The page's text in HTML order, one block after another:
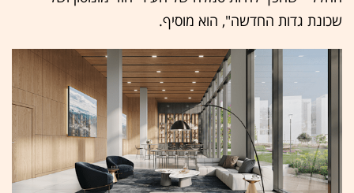
שכונת גדות החדשה", הוא מוסיף.